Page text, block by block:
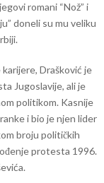
romani “Nož” i
doneli su mu veliku
Drašković je
Jugoslavije, ali je
politikom. Kasnije
i bio je njen lider
broju političkih
protesta 1996.